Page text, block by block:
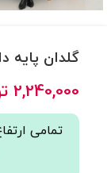
گلدان پایه
2,240,000